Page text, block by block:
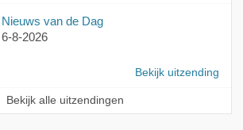
Nieuws van de Dag
6-8-2026
Bekijk uitzending
Bekijk alle uitzendingen